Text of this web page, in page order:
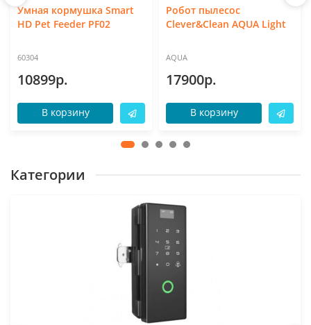
Умная кормушка Smart
HD Pet Feeder PF02
60304
10899р.
В корзину
Робот пылесос
Clever&Clean AQUA Light
AQUA
17900р.
В корзину
Категории